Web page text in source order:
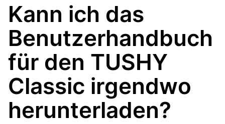
Kann ich das
Benutzerhandbuch
für den TUSHY
Classic irgendwo
herunterladen?